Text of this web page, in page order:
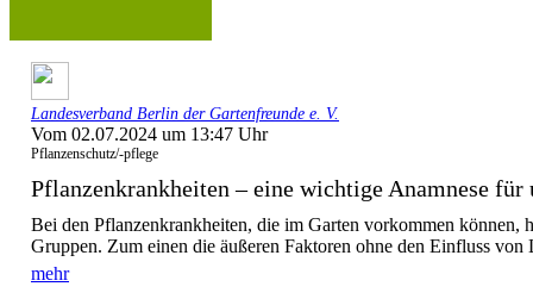
Landesverband Berlin der Gartenfreunde e. V.
Vom 02.07.2024 um 13:47 Uhr
Pflanzenschutz/-pflege
Pflanzenkrankheiten – eine wichtige Anamnese für
Bei den Pflanzenkrankheiten, die im Garten vorkommen können,
Gruppen. Zum einen die äußeren Faktoren ohne den Einfluss von
mehr